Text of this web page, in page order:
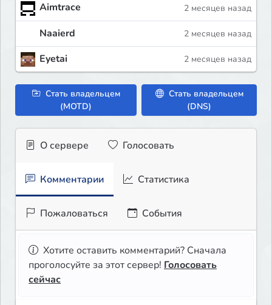
Aimtrace 2 месяцев назад
Naaierd 2 месяцев назад
Eyetai 2 месяцев назад
Стать владельцем
(MOTD)
Стать владельцем
(DNS)
О сервере Голосовать
Комментарии Статистика
Пожаловаться События
Хотите оставить комментарий? Сначала
проголосуйте за этот сервер! Голосовать
сейчас